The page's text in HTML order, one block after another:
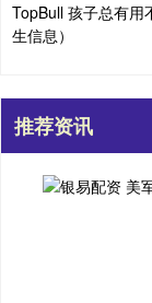
TopBull 孩子总有用
生信息）
推荐资讯